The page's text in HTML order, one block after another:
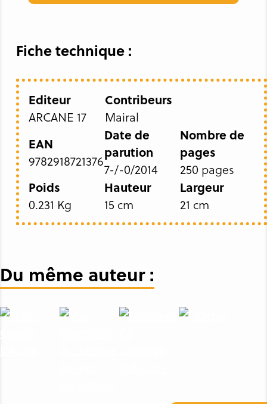
Fiche technique :
Editeur
ARCANE 17
Contribeurs
Mairal
EAN
9782918721376
Date de
parution
7-/-0/2014
Nombre de
pages
250 pages
Poids
0.231 Kg
Hauteur
15 cm
Largeur
21 cm
Du même auteur :